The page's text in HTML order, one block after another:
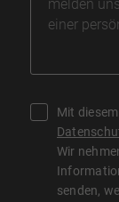
Mit
Wir
senden,